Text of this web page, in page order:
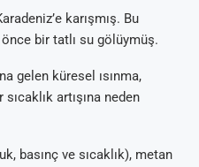
karışmış. Bu
bir tatlı su gölüymüş.
gelen küresel ısınma,
artışına neden
basınç ve sıcaklık), metan